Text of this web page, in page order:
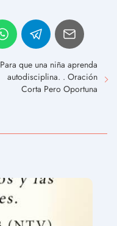
Para que una niña aprenda
autodisciplina. . Oración
Corta Pero Oportuna